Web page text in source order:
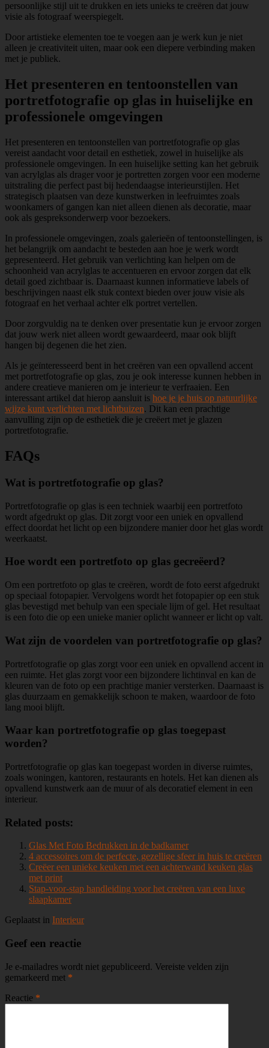
persoonlijke stijl uit te drukken en iets unieks te creëren dat jouw
visie als fotograaf weerspiegelt.
Door artistieke elementen toe te voegen aan je werk kun je niet
alleen je creativiteit uiten, maar ook een diepere verbinding maken
met je publiek.
Het presenteren en tentoonstellen van
portretfotografie op glas in huiselijke en
professionele omgevingen
Het presenteren en tentoonstellen van portretfotografie op glas
vereist aandacht voor detail en esthetiek, zowel in huiselijke als
professionele omgevingen. In een huiselijke setting kan het gebruik
van acrylglas als drager voor je portretten zorgen voor een moderne
uitstraling die perfect past bij hedendaagse interieurstijlen. Het
strategisch plaatsen van deze kunstwerken in leefruimtes zoals
woonkamers of gangen kan niet alleen dienen als decoratie, maar
ook als gespreksonderwerp voor bezoekers.
In professionele omgevingen, zoals galerieën of tentoonstellingen, is
het belangrijk om aandacht te besteden aan hoe je werk wordt
gepresenteerd. Het gebruik van verlichting kan helpen om de
schoonheid van acrylglas te accentueren en ervoor zorgen dat elk
detail goed zichtbaar is. Daarnaast kunnen informatieve labels of
beschrijvingen naast elk stuk context bieden over jouw visie als
fotograaf en het verhaal achter elk portret vertellen.
Door zorgvuldig na te denken over presentatie kun je ervoor zorgen
dat jouw werk niet alleen wordt gewaardeerd, maar ook blijft
hangen bij degenen die het zien.
Als je geïnteresseerd bent in het creëren van een opvallend accent
met portretfotografie op glas, zou je ook interesse kunnen hebben in
andere creatieve manieren om je interieur te verfraaien. Een
interessant artikel dat hierop aansluit is hoe je je huis op natuurlijke
wijze kunt verlichten met lichtbuizen. Dit kan een prachtige
aanvulling zijn op de esthetiek die je creëert met je glazen
portretfotografie.
FAQs
Wat is portretfotografie op glas?
Portretfotografie op glas is een techniek waarbij een portretfoto
wordt afgedrukt op glas. Dit zorgt voor een uniek en opvallend
effect doordat het licht op een bijzondere manier door het glas wordt
weerkaatst.
Hoe wordt een portretfoto op glas gecreëerd?
Om een portretfoto op glas te creëren, wordt de foto eerst afgedrukt
op speciaal fotopapier. Vervolgens wordt het fotopapier op een stuk
glas bevestigd met behulp van een speciale lijm of gel. Het resultaat
is een foto die op een unieke manier oplicht wanneer er licht op valt.
Wat zijn de voordelen van portretfotografie op glas?
Portretfotografie op glas zorgt voor een uniek en opvallend accent in
een ruimte. Het glas zorgt voor een bijzondere lichtinval en kan de
kleuren van de foto op een prachtige manier versterken. Daarnaast is
glas duurzaam en gemakkelijk schoon te maken, waardoor de foto
lang mooi blijft.
Waar kan portretfotografie op glas toegepast
worden?
Portretfotografie op glas kan toegepast worden in diverse ruimtes,
zoals woningen, kantoren, restaurants en hotels. Het kan dienen als
opvallend kunstwerk aan de muur of als decoratief element in een
interieur.
Related posts:
Glas Met Foto Bedrukken in de badkamer
4 accessoires om de perfecte, gezellige sfeer in huis te creëren
Creëer een unieke keuken met een achterwand keuken glas
met print
Stap-voor-stap handleiding voor het creëren van een luxe
slaapkamer
Geplaatst in Interieur
Geef een reactie
Je e-mailadres wordt niet gepubliceerd. Vereiste velden zijn
gemarkeerd met *
Reactie *